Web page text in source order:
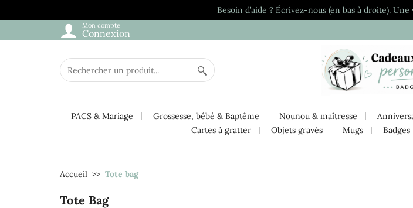
Besoin d’aide ? Écrivez-nous (en bas à droite).
Mon compte
Connexion
PACS & Mariage Grossesse, bébé & Baptême Nounou & maîtresse
Cartes à gratter
Objets gravés Mugs Badges
Accueil Tote bag
Tote Bag